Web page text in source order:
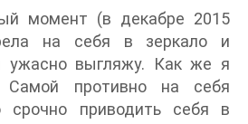
момент (в декабре 2015
на себя в зеркало и
ужасно выгляжу. Как же я
Самой противно на себя
срочно приводить себя в